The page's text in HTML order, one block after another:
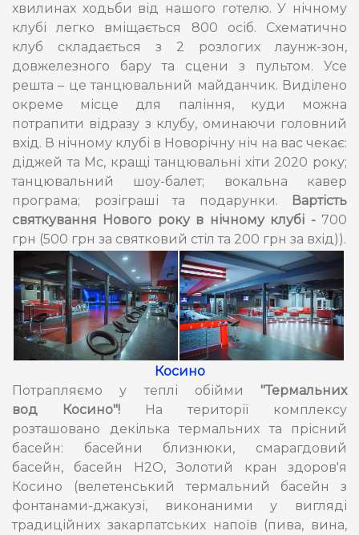
хвилинах ходьби від нашого готелю. У нічному
клубі легко вміщається 800 осіб. Схематично
клуб складається з 2 розлогих лаунж-зон,
довжелезного бару та сцени з пультом. Усе
решта – це танцювальний майданчик. Виділено
окреме місце для паління, куди можна
потрапити відразу з клубу, оминаючи головний
вхід. В нічному клубі в Новорічну ніч на вас чекає:
діджей та Мс, кращі танцювальні хіти 2020 року;
танцювальний шоу-балет; вокальна кавер
програма; розіграші та подарунки.
Вартість
святкування Нового року в нічному клубі - 700
грн (500 грн за святковий стіл та 200 грн за вхід)).
Косино
Потрапляємо у теплі обійми "Термальних
вод Косино"! На території комплексу
розташовано декілька термальних та прісний
басейн: басейни близнюки, смарагдовий
басейн, басейн Н2О, Золотий кран здоров'я
Косино (велетенський термальний басейн з
фонтанами-джакузі, виконаними у вигляді
традиційних закарпатських напоїв (пива, вина,